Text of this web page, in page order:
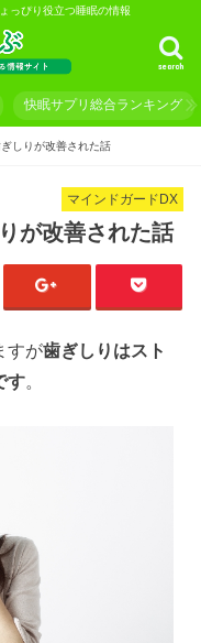
っぴり役立つ睡眠の情報
search
快眠サプリ総合ランキング
しりが改善された話
マインドガードDX
が改善された話
すが歯ぎしり はスト
す。